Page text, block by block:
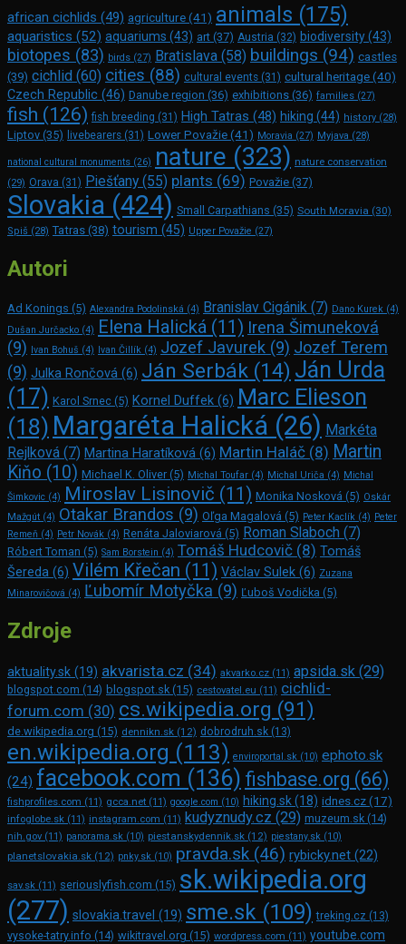
african cichlids (49) agriculture(41) animals (175)
aquaristics (52) aquariums (43) art (37) Austria (32) biodiversity(43)
biotopes (83) birds (27) Bratislava (58) buildings (94) castles
(39) cichlid (60) cities (88) cultural events (31) cultural heritage (40)
Czech Republic (46) Danube region (36) exhibitions (36) families (27)
fish (126) fish breeding (31) High Tatras (48) hiking (44) history (28)
Liptov (35) livebearers (31) Lower Považie(41) Moravia (27) Myjava (28)
national cultural monuments (26) nature (323) nature conservation
(29) Orava (31) Piešťany (55) plants (69) Považie (37)
Slovakia (424) Small Carpathians (35) South Moravia (30)
Spiš (28) Tatras (38) tourism (45) Upper Považie (27)
Autori
Ad Konings (5) Alexandra Podolinská (4) Branislav Cigánik (7) Dano Kurek (4)
Dušan Jurčacko (4) Elena Halická (11) Irena Šimuneková
(9)
Ivan Bohuš (4) Ivan Čillík (4) Jozef Javurek (9) Jozef Terem
(9) Julka Rončová (6) Ján Serbák (14) Ján Urda
(17) Karol Srnec (5) Kornel Duffek (6) Marc Elie­son
(18) Margaréta Halická (26) Markéta
Rejlková (7) Martina Haratíková (6) Martin Haláč (8) Martin
Kiňo (10) Michael K. Oliver (5) Michal Toufar (4) Michal Uriča (4) Michal
Šimkovic (4) Miroslav Lisinovič (11) Monika Nosková (5) Oskár
Mažgút (4) Otakar Brandos (9) Oľga Magalová (5) Peter Kaclík (4) Peter
Remeň (4) Petr Novák (4) Renáta Jaloviarová (5) Roman Slaboch (7)
Róbert Toman (5) Sam Bors­tein (4) Tomáš Hudcovič (8) Tomáš
Šereda (6) Vilém Křečan (11) Václav Sulek (6) Zuzana
Minarovičová (4) Ľubomír Motyčka (9) Ľuboš Vodička (5)
Zdroje
aktuality.sk (19) akvarista.cz (34) akvarko.cz (11) apsida.sk (29)
blogspot.com (14) blogspot.sk (15) cestovatel.eu (11) cichlid-
forum.com (30) cs.wikipedia.org (91)
de.wikipedia.org (15) dennikn.sk (12) dobrodruh.sk (13)
en.wikipedia.org (113) enviroportal.sk (10) ephoto.sk
(24) facebook.com (136) fishbase.org (66)
fishprofiles.com (11) gcca.net (11) google.com (10) hiking.sk(18) idnes.cz(17)
infoglobe.sk (11) instagram.com (11) kudyznudy.cz (29) muzeum.sk (14)
nih.gov (11) panorama.sk (10) piestanskydennik.sk (12) piestany.sk (10)
planetslovakia.sk (12) pnky.sk (10) pravda.sk (46) rybicky.net (22)
sav.sk (11) seriouslyfish.com (15) sk.wikipedia.org
(277) slovakia.travel (19) sme.sk (109) treking.cz (13)
vysoke-tatry.info (14) wikitravel.org (15) wordpress.com (11) youtube.com